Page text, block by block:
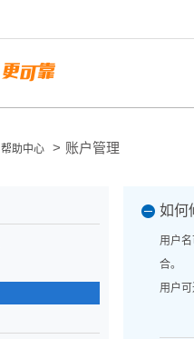
帮助中心 > 账户管理
如何
用户
合。
用户